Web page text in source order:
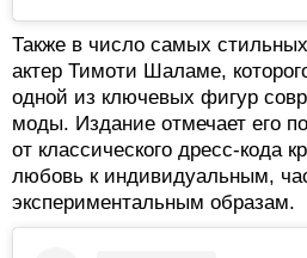
Также в число самых
актер Тимоти Шаламе,
одной из ключевых фигур
моды. Издание отмечает его
от классического дресс-кода
любовь к индивидуальным,
экспериментальным образам.